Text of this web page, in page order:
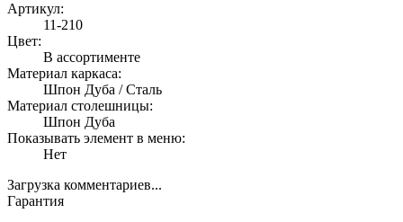
Артикул:
11-210
Цвет:
В ассортименте
Материал каркаса:
Шпон Дуба / Сталь
Материал столешницы:
Шпон Дуба
Показывать элемент в меню:
Нет
Загрузка комментариев...
Гарантия